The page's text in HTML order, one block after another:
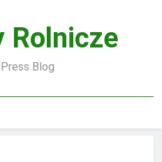
Rolnicze
Blog